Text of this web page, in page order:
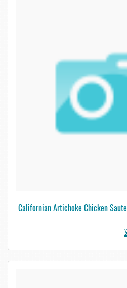
Californian Artichoke Chicken Saute